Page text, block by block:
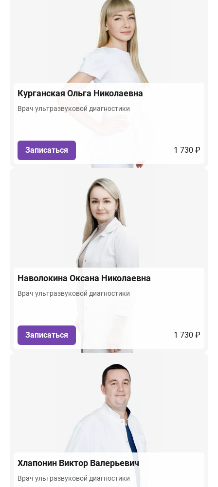
Курганская Ольга Николаевна
Врач ультразвуковой диагностики
Записаться 1 730 ₽
Наволокина Оксана Николаевна
Врач ультразвуковой диагностики
Записаться 1 730 ₽
Хлапонин Виктор Валерьевич
Врач ультразвуковой диагностики